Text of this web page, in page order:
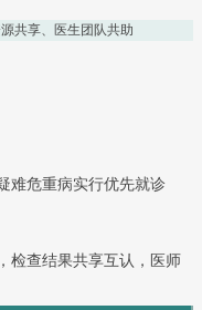
共享、医生团队共助
难危重病实行优先就诊
检查结果共享互认，医师